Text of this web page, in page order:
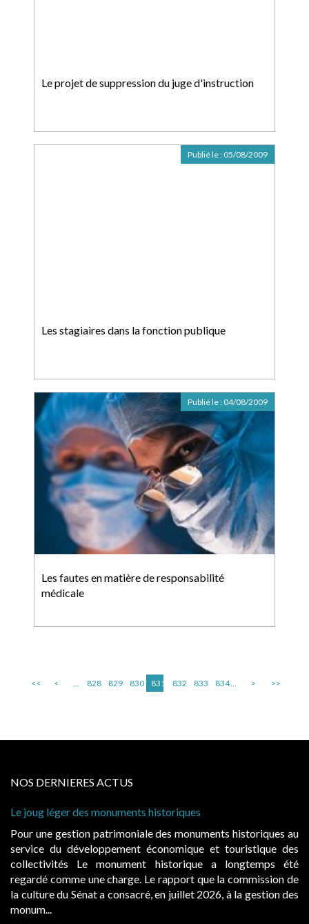
Le projet de suppression du juge d'instruction
Les stagiaires dans la fonction publique
Publié le : 05/08/2009
Les fautes en matière de responsabilité
médicale
Publié le : 04/08/2009
<< < ... 828 829 830 831 832 833 834... > >>
NOS DERNIERES ACTUS
joug léger des monuments historiques
une gestion patrimoniale des monuments historiques au
du développement économique et touristique des
Le monument historique a longtemps été
comme une charge. Le rapport que la commission de
du Sénat a consacré, en juillet 2026, à la gestion des